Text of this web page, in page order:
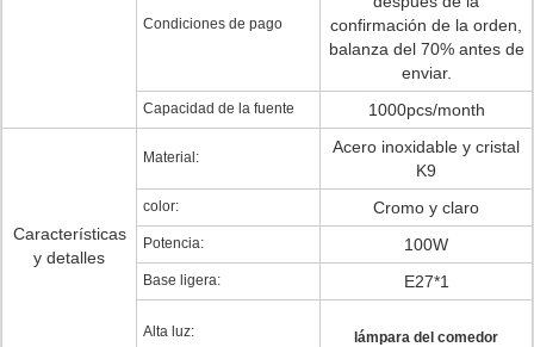
Condiciones de pago
confirmación de la orden,
balanza del 70% antes de
enviar.
Capacidad de la fuente 1000pcs/month
Características
y detalles
Material:
Acero inoxidable y cristal
K9
color: Cromo y claro
Potencia: 100W
Base ligera: E27*1
Alta luz: lámpara del comedor